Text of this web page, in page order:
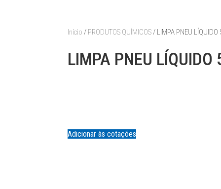
Início / PRODUTOS QUÍMICOS/ LIMPA PNEU LÍQUIDO
LIMPA PNEU
Adicionar às cotações